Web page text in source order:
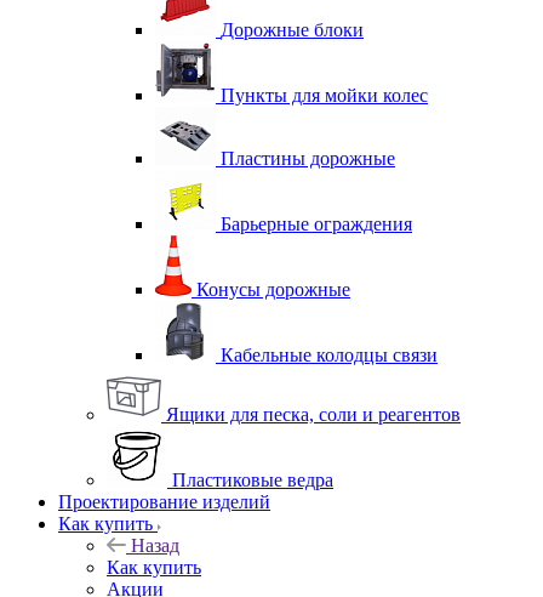
Дорожные блоки
Пункты для мойки колес
Пластины дорожные
Барьерные ограждения
Конусы дорожные
Кабельные колодцы связи
Ящики для песка, соли и реагентов
Пластиковые ведра
Проектирование изделий
Как купить
Назад
Как купить
Акции